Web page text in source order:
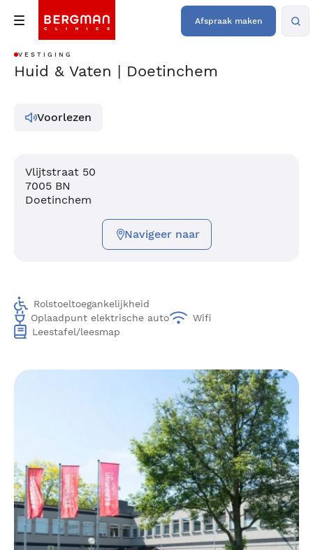
Afspraak maken
VESTIGING
Huid & Vaten | Doetinchem
Voorlezen
Vlijtstraat 50
7005 BN
Doetinchem
Navigeer naar
Rolstoeltoegankelijkheid
Oplaadpunt elektrische auto
Wifi
Leestafel/leesmap